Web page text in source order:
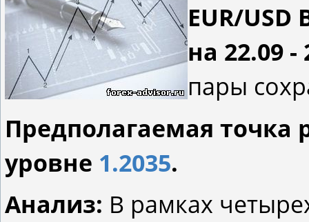
EUR/
на 22.09 -
пары
Предполагаемая точка
уровне 1.2035.
Анализ: В рамках